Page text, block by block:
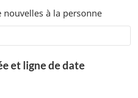
à la personne
et ligne de date